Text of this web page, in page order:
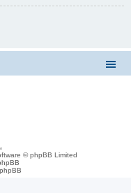
© phpBB Limited